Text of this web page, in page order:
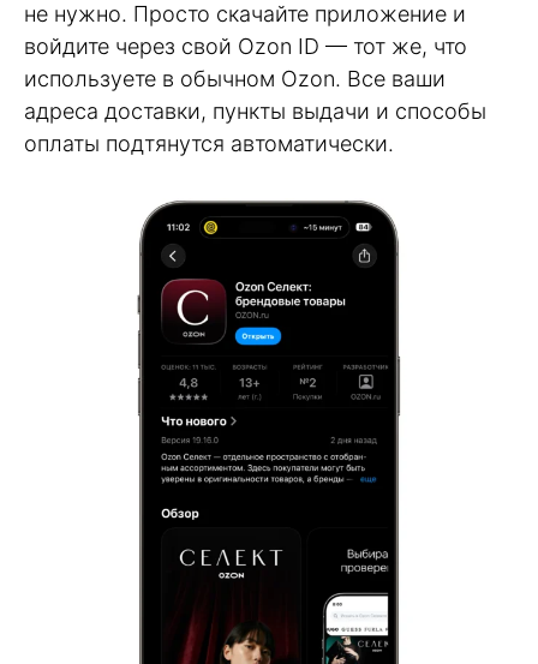
не нужно. Просто скачайте приложение и
войдите через свой Ozon ID — тот же, что
используете в обычном Ozon. Все ваши
адреса доставки, пункты выдачи и способы
оплаты подтянутся автоматически.